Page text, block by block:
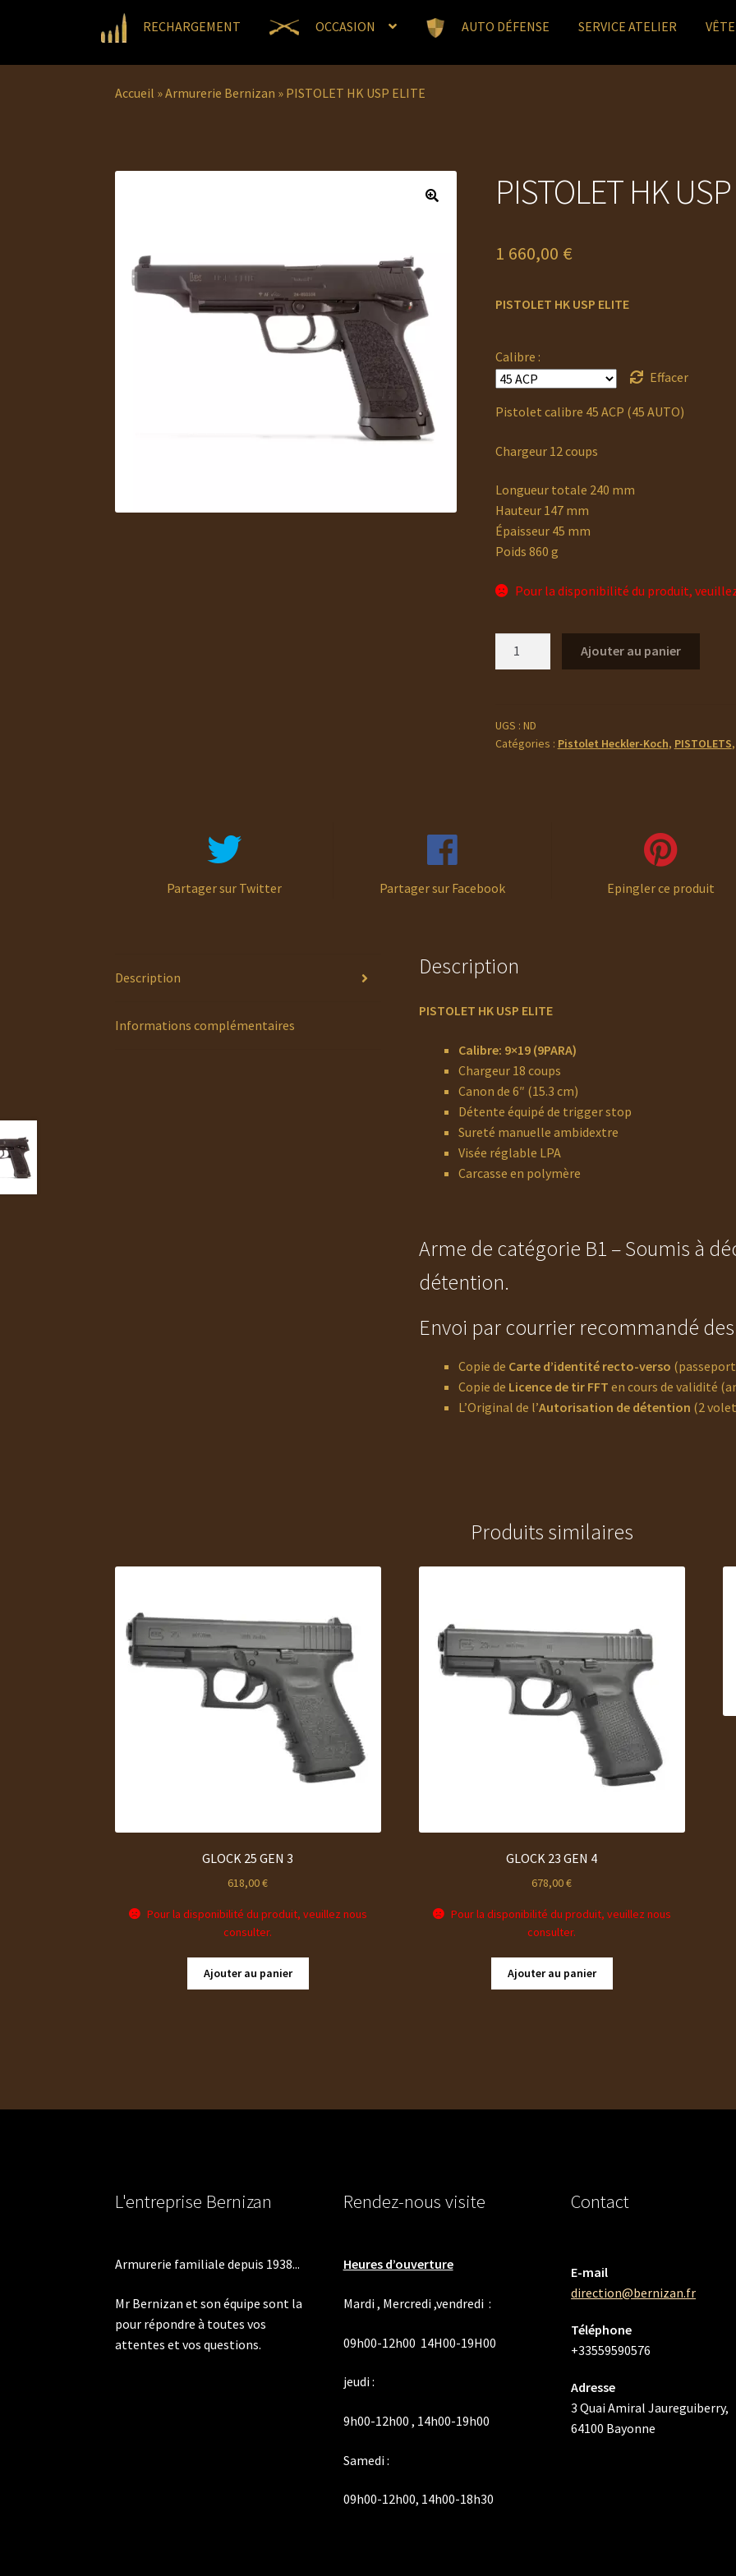
RECHARGEMENT OCCASION AUTO DÉFENSE SERVICE ATELIER
Accueil »Armurerie Bernizan » PISTOLET HK USP ELITE
PISTOLET HK
1 660,00 €
PISTOLET HK USP ELITE
Calibre :
Effacer
Pistolet calibre 45 ACP (45 AUTO)
Chargeur 12 coups
Longueur totale 240 mm
Hauteur 147 mm
Épaisseur 45 mm
Poids 860 g
Pour la disponibilité du produit,
USP
ELITE
Ajouter au panier
UGS : ND
Catégories : Pistolet Heckler-Koch, PISTOLETS,
Partager sur Twitter Partager sur Facebook Epingler ce produit
Description
Informations complémentaires
Description
PISTOLET HK USP ELITE
Calibre: 9×19 (9PARA)
Chargeur 18 coups
Canon de 6″ (15.3 cm)
Détente équipé de trigger stop
Sureté manuelle ambidextre
Visée réglable LPA
Carcasse en polymère
Arme de catégorie B1 – Soumis à
détention.
Envoi par courrier recommandé
Copie de Carte d’identité recto-verso
Copie de Licence de tir FFT en cours de validité
L’Original de l’Autorisation de détention (2
Produits similaires
GLOCK 25 GEN 3
618,00€
Pour la disponibilité du produit, veuillez nous
consulter.
Ajouter au panier
GLOCK 23 GEN 4
678,00€
Pour la disponibilité du produit, veuillez nous
consulter.
Ajouter au panier
L'entreprise Bernizan
Armurerie familiale depuis 1938...
Mr Bernizan et son équipe sont la
pour répondre à toutes vos
attentes et vos questions.
Rendez-nous visite
Heures d’ouverture
Mardi , Mercredi ,vendredi :
09h00-12h00 14H00-19H00
jeudi :
9h00-12h00 , 14h00-19h00
Samedi :
09h00-12h00, 14h00-18h30
Contact
E-mail
direction@bernizan.fr
Téléphone
+33559590576
Adresse
3 Quai Amiral Jaureguiberry,
64100 Bayonne